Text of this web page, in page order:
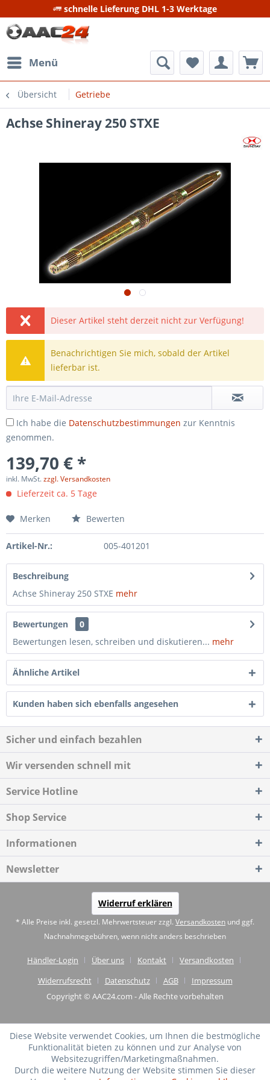
schnelle Lieferung DHL 1-3 Werktage
Menü
Übersicht Getriebe
Achse Shineray 250 STXE
Dieser Artikel steht derzeit nicht zur Verfügung!
Benachrichtigen Sie mich, sobald der Artikel
lieferbar ist.
Ich habe die Datenschutzbestimmungen zur Kenntnis
genommen.
139,70 € *
inkl. MwSt.zzgl. Versandkosten
Lieferzeit ca. 5 Tage
Merken Bewerten
Artikel-Nr.: 005-401201
Beschreibung
Achse Shineray 250 STXE mehr
Bewertungen
0
Bewertungen lesen, schreiben und diskutieren... mehr
Ähnliche Artikel
Kunden haben sich ebenfalls angesehen
Sicher und einfach bezahlen
Wir versenden schnell mit
Service Hotline
Shop Service
Informationen
Newsletter
Widerruf erklären
* Alle Preise inkl. gesetzl. Mehrwertsteuer zzgl. Versandkosten und ggf.
Nachnahmegebühren, wenn nicht anders beschrieben
Händler-Login Über uns Kontakt
Versandkosten
Widerrufsrecht
Datenschutz AGB
Impressum
Copyright © AAC24.com - Alle Rechte vorbehalten
Diese Website verwendet Cookies, um Ihnen die bestmögliche
Funktionalität bieten zu können und zur Analyse von
Websitezugriffen/Marketingmaßnahmen.
Durch die weitere Nutzung der Website stimmen Sie dieser